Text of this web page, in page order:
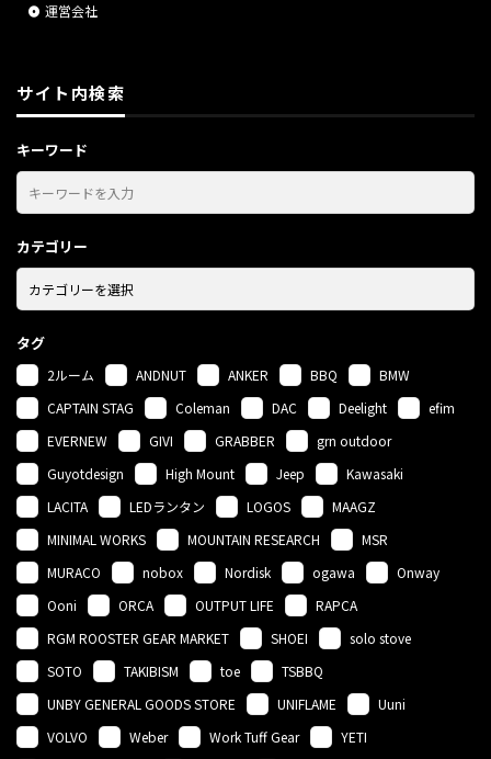
運営会社
サイト内検索
キーワード
カテゴリー
タグ
2ルーム ANDNUT ANKER BBQ
BMW
CAPTAIN STAG
Coleman DAC Deelight
efim
EVERNEW
GIVI GRABBER
grn outdoor
Guyotdesign
High Mount Jeep
Kawasaki
LACITA
LEDランタン LOGOS
MAAGZ
MINIMAL WORKS
MOUNTAIN RESEARCH
MSR
MURACO
nobox Nordisk ogawa
Onway
Ooni
ORCA OUTPUT LIFE
RAPCA
RGM ROOSTER GEAR MARKET
SHOEI
solo stove
SOTO
TAKIBISM toe
TSBBQ
UNBY GENERAL GOODS STORE
UNIFLAME
Uuni
VOLVO
Weber Work Tuff Gear
YETI